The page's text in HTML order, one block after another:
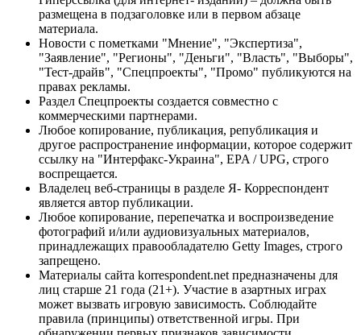
размещена в подзаголовке или в первом абзаце
материала.
Новости с пометками "Мнение", "Экспертиза",
"Заявление", "Регионы", "Деньги", "Власть", "Выборы",
"Тест-драйв", "Спецпроекты", "Промо" публикуются на
правах рекламы.
Раздел Спецпроекты создается совместно с
коммерческими партнерами.
Любое копирование, публикация, републикация и
другое распространение информации, которое содержит
ссылку на "Интерфакс-Украина", EPA / UPG, строго
воспрещается.
Владелец веб-страницы в разделе Я- Корреспондент
является автор публикации.
Любое копирование, перепечатка и воспроизведение
фотографий и/или аудиовизуальных материалов,
принадлежащих правообладателю Getty Images, строго
запрещено.
Материалы сайта korrespondent.net предназначены для
лиц старше 21 года (21+). Участие в азартных играх
может вызвать игровую зависимость. Соблюдайте
правила (принципы) ответственной игры. При